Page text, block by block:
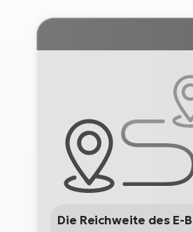
Die Reichweite des E-